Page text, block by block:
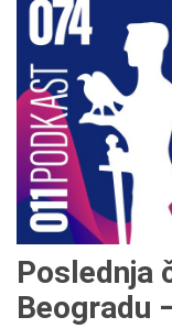
Poslednja
Beogradu